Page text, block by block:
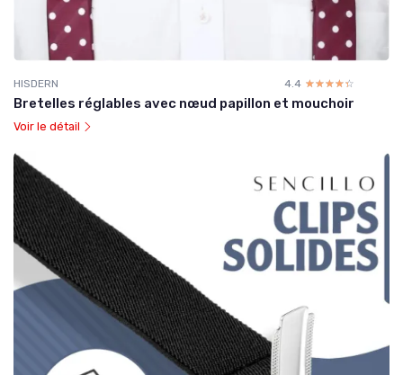
HISDERN 4.4 ☆☆☆☆☆
★★★★★
Bretelles réglables avec nœud papillon et mouchoir
Voir le détail